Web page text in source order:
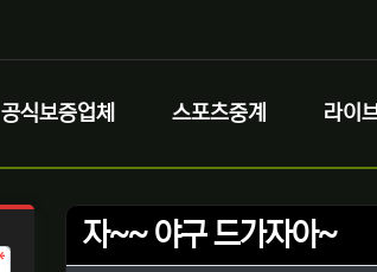
공식보증업체 스포츠중계 라이
자~~ 야구 드가자아~